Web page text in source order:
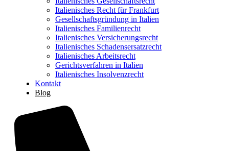
Italienisches Recht für Frankfurt
Gesellschaftsgründung in Italien
Italienisches Familienrecht
Italienisches Versicherungsrecht
Italienisches Schadensersatzrecht
Italienisches Arbeitsrecht
Gerichtsverfahren in Italien
Italienisches Insolvenzrecht
Kontakt
Blog